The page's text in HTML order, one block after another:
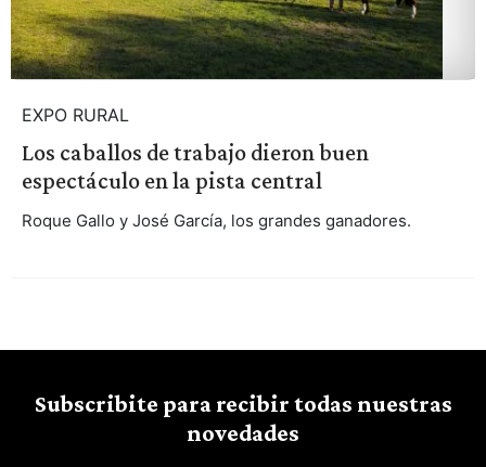
EXPO RURAL
Los caballos de trabajo dieron buen
espectáculo en la pista central
Roque Gallo y José García, los grandes ganadores.
Subscribite para recibir todas nuestras
novedades